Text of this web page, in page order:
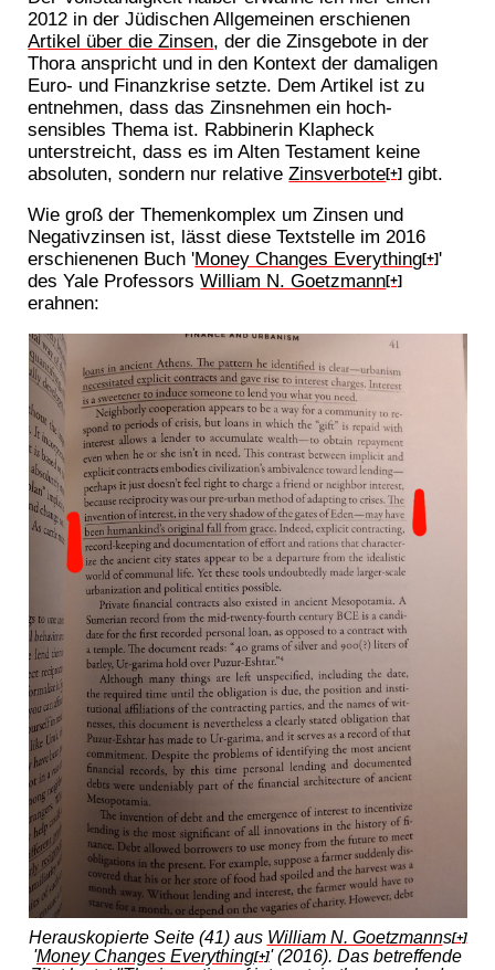
2012 in der Jüdischen Allgemeinen erschienen
Artikel über die Zinsen, der die Zinsgebote in der
Thora anspricht und in den Kontext der damaligen
Euro- und Finanzkrise setzte. Dem Artikel ist zu
entnehmen, dass das Zinsnehmen ein hoch-
sensibles Thema ist. Rabbinerin Klapheck
unterstreicht, dass es im Alten Testament keine
absoluten, sondern nur relativeZinsverbote[+] gibt.
Wie groß der Themenkomplex um Zinsen und
Negativzinsen ist, lässt diese Textstelle im 2016
erschienenen Buch 'Money Changes Everything[+]'
des Yale ProfessorsWilliam N. Goetzmann[+]
erahnen:
Herauskopierte Seite (41) aus William N. Goetzmanns[+]
'Money Changes Everything[+]' (2016). Das betreffende